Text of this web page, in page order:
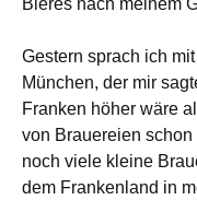
Bieres nach meinem
Gestern sprach ich
München, der mir
Franken höher wäre
von Brauereien
noch viele kleine
dem Frankenland in